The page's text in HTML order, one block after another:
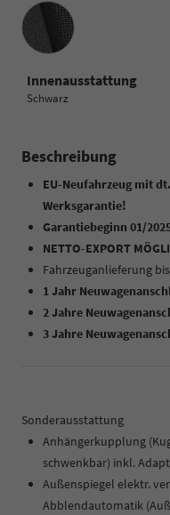
Innenausstattung
Innenausstattung
Schwarz
Beschreibung
EU-Neufahrzeug mit
Werksgarantie!
Garantiebeginn 01/
NETTO-EXPORT
Fahrzeuganlieferung
1 Jahr
2 Jahre
3 Jahre
Sonderausstattung
Anhängerkupplung
schwenkbar) inkl.
Außenspiegel elektr.
Abblendautomatik